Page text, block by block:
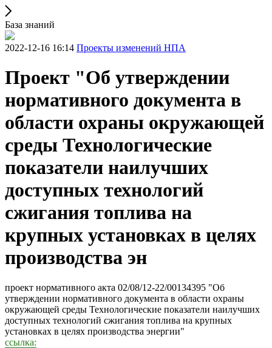
База знаний
2022-12-16 16:14 Проекты изменений НПА
Проект "Об утверждении
нормативного документа в
области охраны окружающей
среды Технологические
показатели наилучших
доступных технологий
сжигания топлива на
крупных установках в целях
производства эн
проект нормативного акта 02/08/12-22/00134395 "Об
утверждении нормативного документа в области охраны
окружающей среды Технологические показатели наилучших
доступных технологий сжигания топлива на крупных
установках в целях производства энергии"
ссылка: